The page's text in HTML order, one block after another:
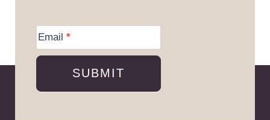
Information
Email *
SUBMIT